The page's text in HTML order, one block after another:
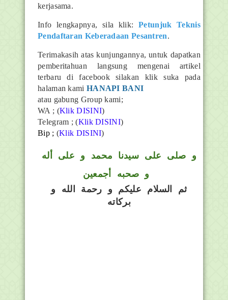
kerjasama.
Info lengkapnya, sila klik:Petunjuk Teknis
Pendaftaran Keberadaan Pesantren.
Terimakasih atas kunjungannya, untuk dapatkan
pemberitahuan langsung mengenai artikel
terbaru di facebook silakan klik suka pada
halaman kami HANAPI BANI
atau gabung Group kami;
WA ; (Klik DISINI)
Telegram ;(Klik DISINI)
Bip ; (Klik DISINI)
و صلى على سيدنا محمد و على أله
و صحبه أجمعين
ثم السلام عليكم و رحمة الله و
بركاته